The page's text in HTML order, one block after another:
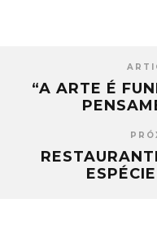
“A ARTE É